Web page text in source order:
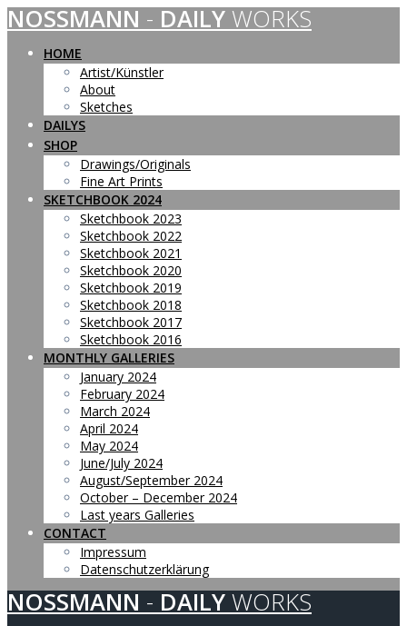
Skip
to
content
NOSSMANN - DAILY WORKS
HOME
Artist/Künstler
About
Sketches
DAILYS
SHOP
Drawings/Originals
Fine Art Prints
SKETCHBOOK 2024
Sketchbook 2023
Sketchbook 2022
Sketchbook 2021
Sketchbook 2020
Sketchbook 2019
Sketchbook 2018
Sketchbook 2017
Sketchbook 2016
MONTHLY GALLERIES
January 2024
February 2024
March 2024
April 2024
May 2024
June/July 2024
August/September 2024
October – December 2024
Last years Galleries
CONTACT
Impressum
Datenschutzerklärung
NOSSMANN - DAILY WORKS